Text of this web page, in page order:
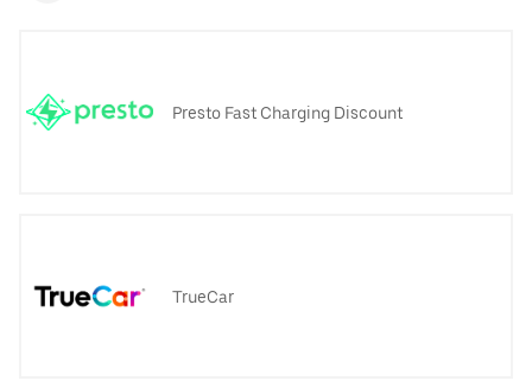
Presto Fast Charging Discount
TrueCar